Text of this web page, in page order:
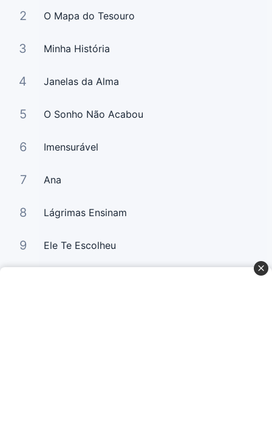
2 O Mapa do Tesouro
3 Minha História
4 Janelas da Alma
5 O Sonho Não Acabou
6 Imensurável
7 Ana
8 Lágrimas Ensinam
9 Ele Te Escolheu